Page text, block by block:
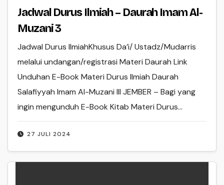
Jadwal Durus Ilmiah – Daurah Imam Al-
Muzani 3
27 JULI 2024
Jadwal Durus IlmiahKhusus Da’i/ Ustadz/Mudarris
melalui undangan/registrasi Materi Daurah Link
Unduhan E-Book Materi Durus Ilmiah Daurah
Salafiyyah Imam Al-Muzani III JEMBER – Bagi yang
ingin mengunduh E-Book Kitab Materi Durus…